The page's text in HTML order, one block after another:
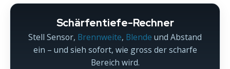
Schärfentiefe-Rechner
Stell Sensor, Brennweite, Blende und Abstand
ein – und sieh sofort, wie gross der scharfe
Bereich wird.